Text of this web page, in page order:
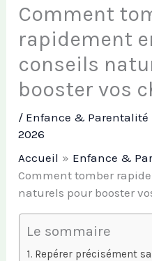
Comment
rapidement
conseils
booster vos
/ Enfance & Parentalité
2026
Accueil
Enfance &
Comment tomber
naturels pour booster
Le sommaire
Repérer précisément